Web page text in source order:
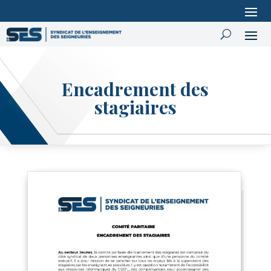
Encadrement des
stagiaires